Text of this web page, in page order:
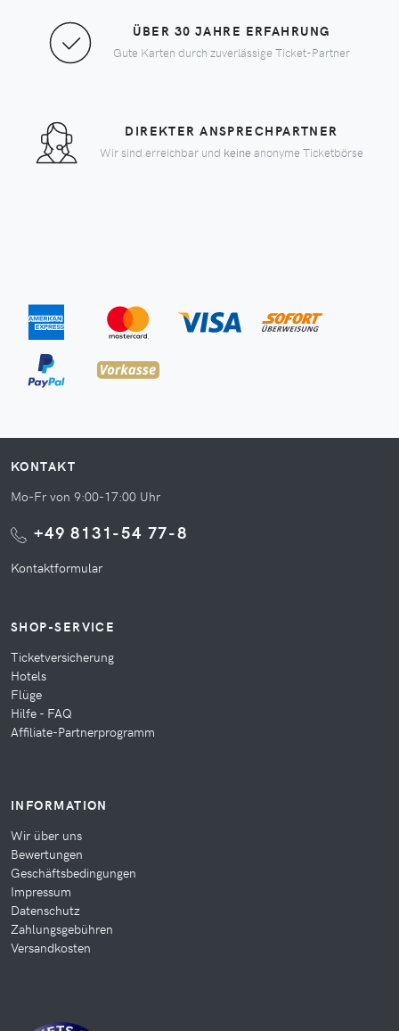
ÜBER 30 JAHRE ERFAHRUNG
Gute Karten durch zuverlässige Ticket-Partner
DIREKTER ANSPRECHPARTNER
Wir sind erreichbar und keineanonyme Ticketbörse
KONTAKT
Mo-Fr von 9:00-17:00 Uhr
+49 8131-54 77-8
Kontaktformular
SHOP-SERVICE
Ticketversicherung
Hotels
Flüge
Hilfe - FAQ
Affiliate-Partnerprogramm
INFORMATION
Wir über uns
Bewertungen
Geschäftsbedingungen
Impressum
Datenschutz
Zahlungsgebühren
Versandkosten